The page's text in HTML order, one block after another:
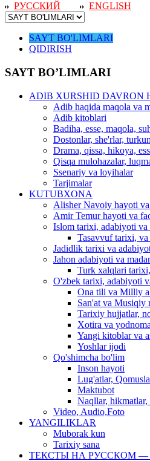
РУССКИЙ
ENGLISH
SAYT BO'LIMLARI
QIDIRISH
SAYT BO’LIMLARI
ADIB XURSHID DAVRON
Adib haqida maqola va
Adib kitoblari
Badiha, esse, maqola,
Dostonlar, she'rlar,
Drama, qissa, hikoya,
Qisqa mulohazalar,
Ssenariy va loyihalar
Tarjimalar
KUTUBXONA
Alisher Navoiy hayoti
Amir Temur hayoti va
Islom tarixi, adabiyoti va
Tasavvuf tarixi,
Jadidlik tarixi va
Jahon adabiyoti va
Turk xalqlari
O'zbek tarixi, adabiyoti
Ona tili va Milliy
San'at va Musiqiy
Tarixiy hujjatlar,
Xotira va
Yangi kitoblar va
Yoshlar ijodi
Qo'shimcha bo'lim
Inson hayoti
Lug'atlar,
Maktubot
Naqllar,
Video, Audio,Foto
YANGILIKLAR
Muborak kun
Tarixiy sana
ТЕКСТЫ НА РУССКОМ —